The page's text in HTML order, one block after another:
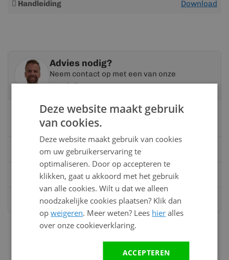
Handleiding Download
Advies nodig?
Neem contact op met een van onze
specialisten
Vandaag bereikbaar
van 08:00 tot 17:00 uur
0528 - 355190
Mailinfo@kunststofbouwmateriaal.nl
Stuur ons een bericht opWhatsapp
Deze website maakt gebruik
van cookies.
Deze website maakt gebruik van cookies
om uw gebruikerservaring te
optimaliseren. Door op accepteren te
klikken, gaat u akkoord met het gebruik
van alle cookies. Wilt u dat we alleen
noodzakelijke cookies plaatsen? Klik dan
opweigeren. Meer weten? Lees hier alles
over onze cookieverklaring.
ACCEPTEREN